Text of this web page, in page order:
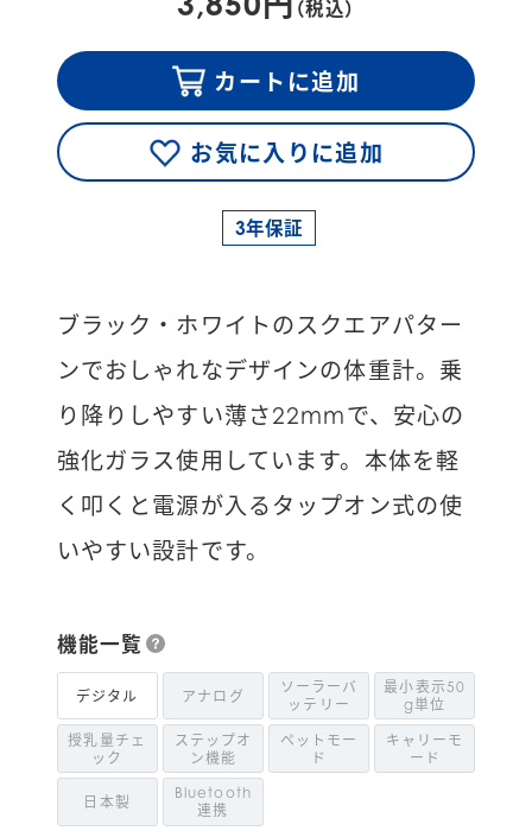
（税込）
カートに追加
お気に入りに追加
3年保証
ブラック・ホワイトのスクエアパター
ンでおしゃれなデザインの体重計。乗
り降りしやすい薄さ22mmで、安心の
強化ガラス使用しています。本体を軽
く叩くと電源が入るタップオン式の使
いやすい設計です。
機能一覧
デジタル アナログ
ソーラーバ
ッテリー
最小表示50
g単位
授乳量チェ
ック
ステップオ
ン機能
ペットモー
ド
キャリーモ
ード
日本製
Bluetooth
連携